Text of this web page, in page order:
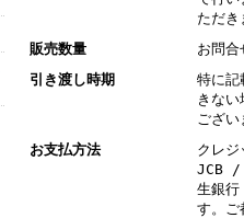
ただき
販売数量
お問合
引き渡し時期
特に記
きな
ござい
お支払方法
クレ
JCB /
生銀行
す。ご